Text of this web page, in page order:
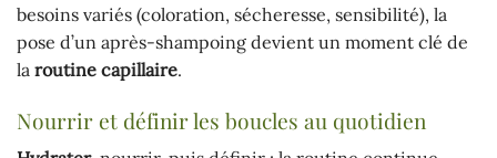
besoins variés (coloration, sécheresse, sensibilité), la
pose d’un après-shampoing devient un moment clé de
la routine capillaire.
Nourrir et définir les boucles au quotidien